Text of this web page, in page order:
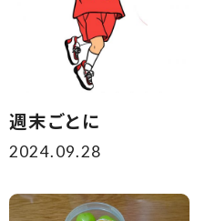
週末ごとに
2024.09.28